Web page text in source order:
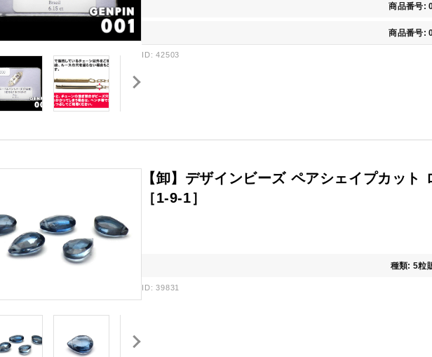
商品番号:
商品番号:
ID: 42503
【卸】デザインビーズ ペアシェイプカット
［1-9-1］
種類: 5粒
ID: 39831